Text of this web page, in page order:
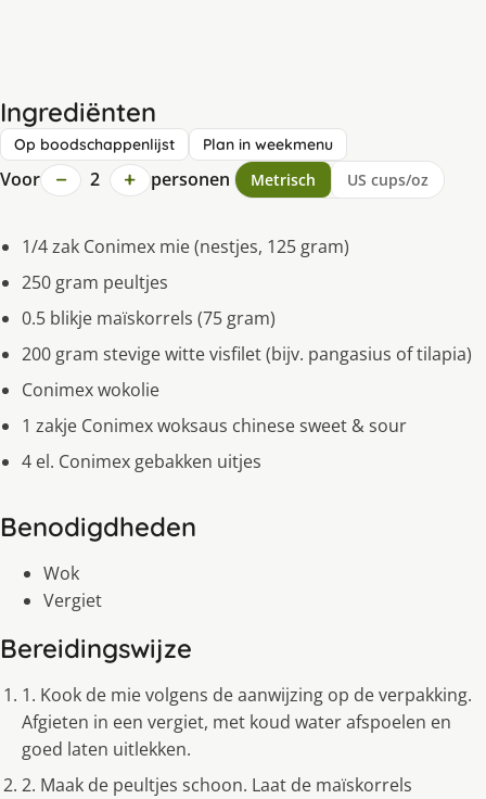
Ingrediënten
Op boodschappenlijst Plan in weekmenu
Voor − 2 + personen Metrisch US cups/oz
1/4 zak Conimex mie (nestjes, 125 gram)
250 gram peultjes
0.5 blikje maïskorrels (75 gram)
200 gram stevige witte visfilet (bijv. pangasius of tilapia)
Conimex wokolie
1 zakje Conimex woksaus chinese sweet & sour
4 el. Conimex gebakken uitjes
Benodigdheden
Wok
Vergiet
Bereidingswijze
1. Kook de mie volgens de aanwijzing op de verpakking.
Afgieten in een vergiet, met koud water afspoelen en
goed laten uitlekken.
2. Maak de peultjes schoon. Laat de maïskorrels